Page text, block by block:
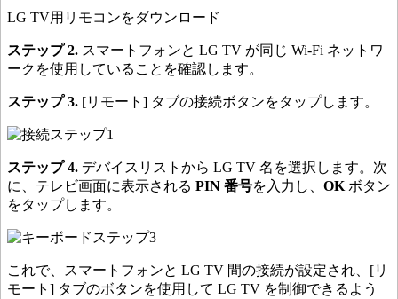
LG TV用リモコンをダウンロード
ステップ 2. スマートフォンと LG TV が同じ Wi-Fi ネットワ
ークを使用していることを確認します。
ステップ 3. [リモート] タブの接続ボタンをタップします。
ステップ 4. デバイスリストから LG TV 名を選択します。次
に、テレビ画面に表示される PIN 番号を入力し、 OK ボタン
をタップします。
これで、スマートフォンと LG TV 間の接続が設定され、[リ
モート] タブのボタンを使用して LG TV を制御できるよう